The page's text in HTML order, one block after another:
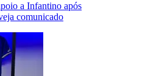
a Infantino após
comunicado